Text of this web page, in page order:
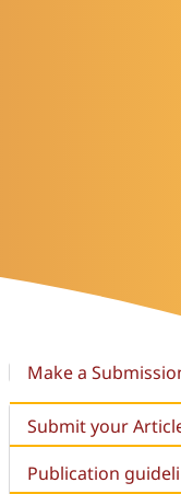
Make a
Submit your
Publication